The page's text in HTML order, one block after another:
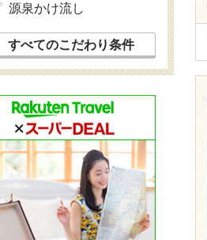
源泉かけ流し
すべてのこだわり条件